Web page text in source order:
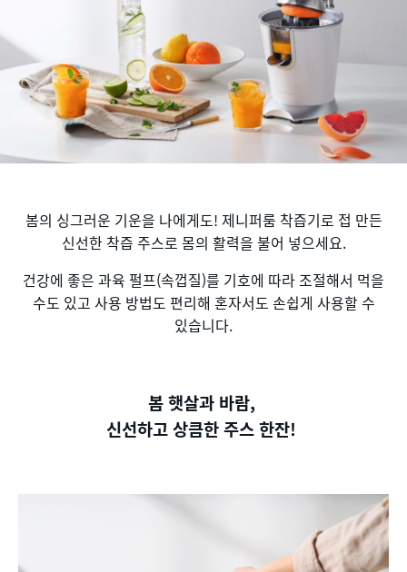
봄의 싱그러운 기운을 나에게도! 제니퍼룸 착즙기로 접 만든
신선한 착즙 주스로 몸의 활력을 불어 넣으세요.
건강에 좋은 과육 펄프(속껍질)를 기호에 따라 조절해서 먹을
수도 있고 사용 방법도 편리해 혼자서도 손쉽게 사용할 수
있습니다.
봄 햇살과 바람,
신선하고 상큼한 주스 한잔!